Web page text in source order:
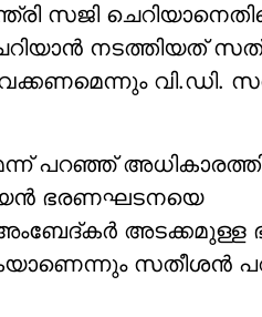
സജി
നടത്തിയത്
വി.ഡി.
പറഞ്ഞ്
ഭരണഘടനയെ
സതീശന്‍